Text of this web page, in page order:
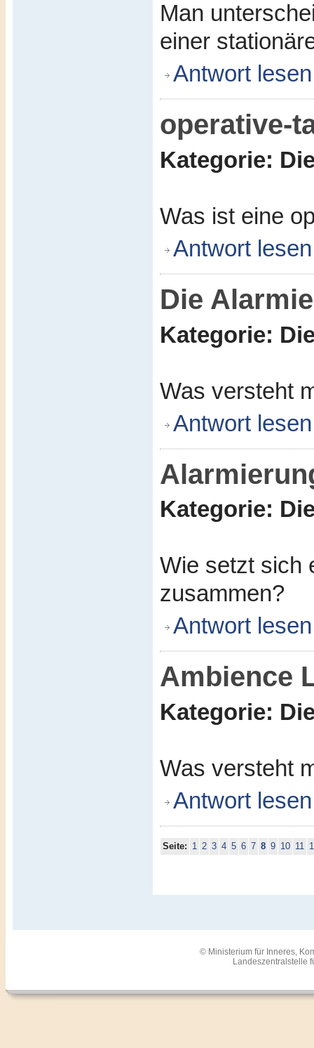
Man
einer
Antwort lesen
operative-
Kategorie:
Was ist eine
Antwort lesen
Die
Kategorie:
Was versteht
Antwort lesen
Kategorie:
Wie setzt sich
zusammen?
Antwort lesen
Ambience
Kategorie:
Was versteht
Antwort lesen
Seite: 1 2 3 4 5 6 7 8 9 10 11
© Ministerium für Inneres,
Landeszentralstelle